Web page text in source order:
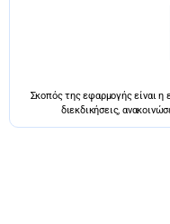
Σκοπός της εφαρμογής είναι
διεκδικήσεις,